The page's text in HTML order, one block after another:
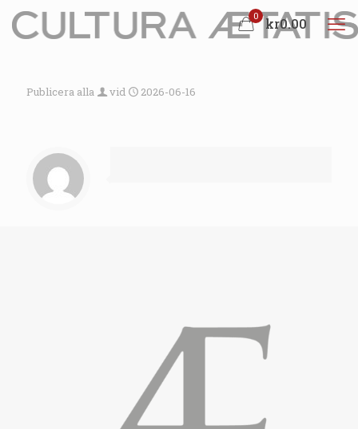
0 kr0.00
Publicera alla vid 2026-06-16